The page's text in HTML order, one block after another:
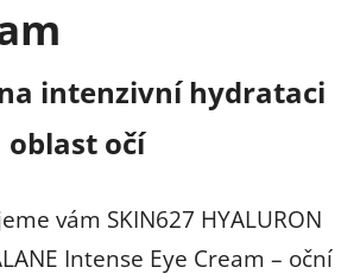
intenzivní hydrataci
očí
vám SKIN627 HYALURON
Intense Eye Cream – oční